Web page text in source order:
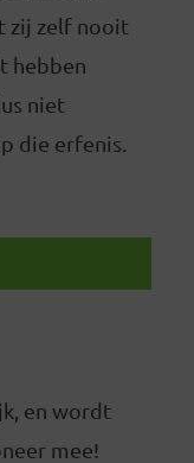
zij zelf nooit
hebben
niet
die erfenis.
en wordt
mee!